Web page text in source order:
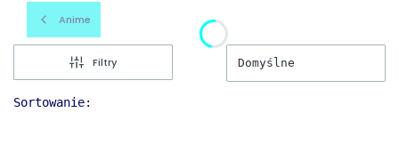
Anime
Filtry
Sortowanie:
Domyślne